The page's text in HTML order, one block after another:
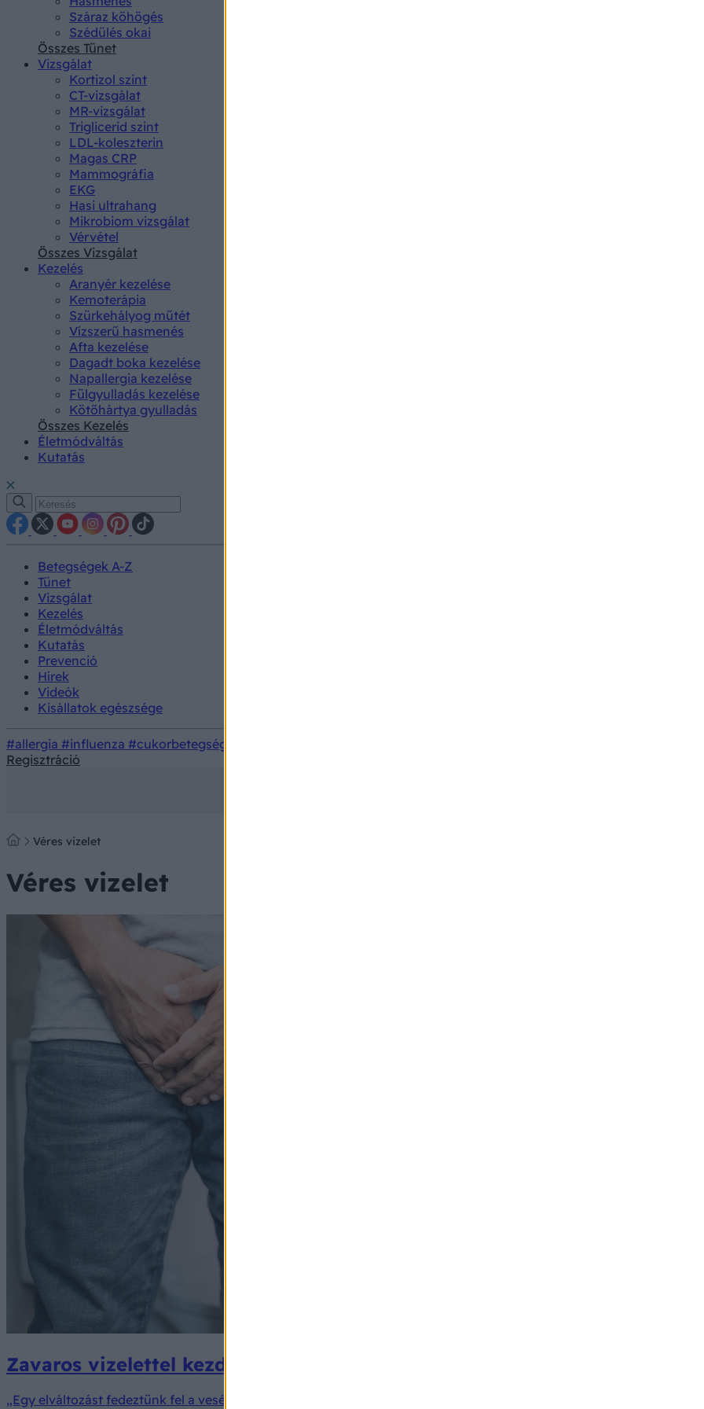
Száraz köhögés
Szédülés okai
Összes Tünet
Vizsgálat
Kortizol szint
CT-vizsgálat
MR-vizsgálat
Triglicerid szint
LDL-koleszterin
Magas CRP
Mammográfia
EKG
Hasi ultrahang
Mikrobiom vizsgálat
Vérvétel
Összes Vizsgálat
Kezelés
Aranyér kezelése
Kemoterápia
Szürkehályog műtét
Vízszerű hasmenés
Afta kezelése
Dagadt boka kezelése
Napallergia kezelése
Fülgyulladás kezelése
Kötőhártya gyulladás
Összes Kezelés
Életmódváltás
Kutatás
Betegségek A-Z
Tünet
Vizsgálat
Kezelés
Életmódváltás
Kutatás
Prevenció
Hírek
Videók
Kisállatok egészsége
#allergia #influenza #cukorbetegség
Regisztráció
Véres vizelet
Véres vizelet
Zavaros vizelettel kezdődött, majd később kiderült: 6 centiméteres
„Egy elváltozást fedeztünk fel a veséjén, amely kezelést igényel” – ezzel a mondattal szembesült egy 44 éves férfi,